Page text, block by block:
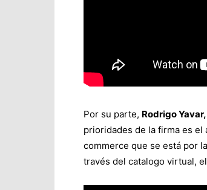
Por su parte, Rodrigo
prioridades de la firma es el
commerce que se está por
través del catalogo virtual,